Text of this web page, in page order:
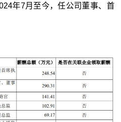
年7月至今，任公司董事、首